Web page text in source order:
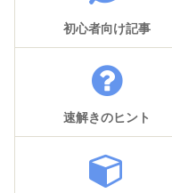
初心者向け記事
速解きのヒント